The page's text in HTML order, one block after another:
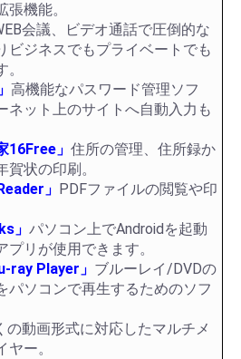
機能。
会議、ビデオ通話で圧倒的な
ビジネスでもプライベートでも
高機能なパスワード管理ソフ
ネット上のサイトへ自動入力も
16Free」 住所の管理、住所録か
賀状の印刷。
」 PDFファイルの閲覧や印
」 パソコン上でAndroidを起動
プリが使用できます。
ray Player」 ブルーレイ/DVDの
パソコンで再生するためのソフ
の動画形式に対応したマルチメ
ヤー。